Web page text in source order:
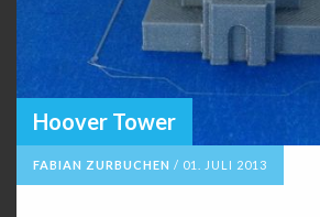
Hoover Tower
FABIAN ZURBUCHEN / 01. JULI 2013